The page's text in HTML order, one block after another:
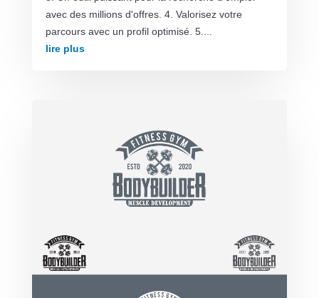
avec des millions d'offres. 4. Valorisez votre
parcours avec un profil optimisé. 5....
lire plus